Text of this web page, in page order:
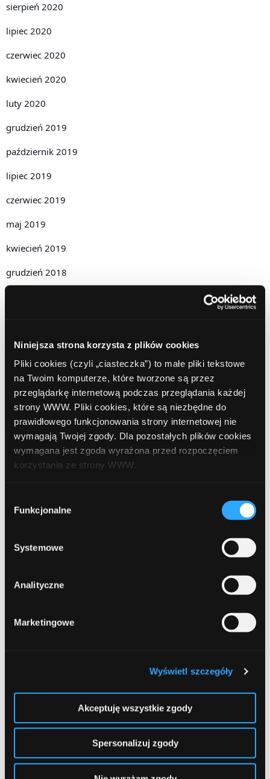
Niniejsza strona korzysta z plików cookies
Pliki cookies (czyli „ciasteczka”) to małe pliki tekstowe
na Twoim komputerze, które tworzone są przez
przeglądarkę internetową podczas przeglądania każdej
strony WWW. Pliki cookies, które są niezbędne do
prawidłowego funkcjonowania strony internetowej nie
wymagają Twojej zgody. Dla pozostałych plików cookies
wymagana jest zgoda wyrażona przed rozpoczęciem
korzystania ze strony WWW.
formy korzystania z plików cookies. Więcej:
Polityka
zgody
Funkcjonalne
Systemowe
Analityczne
Marketingowe
Wyświetl szczegóły
Akceptuję wszystkie zgody
Spersonalizuj zgody
sierpień 2020
lipiec 2020
czerwiec 2020
kwiecień 2020
luty 2020
grudzień 2019
październik 2019
lipiec 2019
czerwiec 2019
maj 2019
kwiecień 2019
grudzień 2018
wrzesień 2018
sierpień 2018
lipiec 2018
czerwiec 2018
marzec 2018
luty 2018
październik 2017
czerwiec 2017
grudzień 2016
listopad 2016